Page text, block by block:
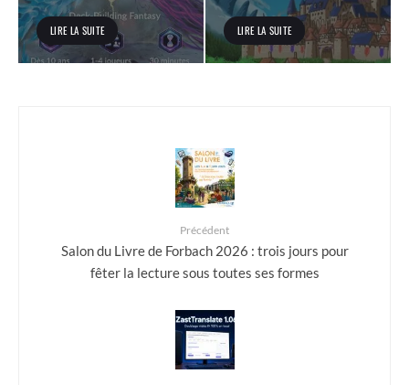
LIRE LA SUITE LIRE LA SUITE
Précédent
Salon du Livre de Forbach 2026 : trois jours pour
fêter la lecture sous toutes ses formes